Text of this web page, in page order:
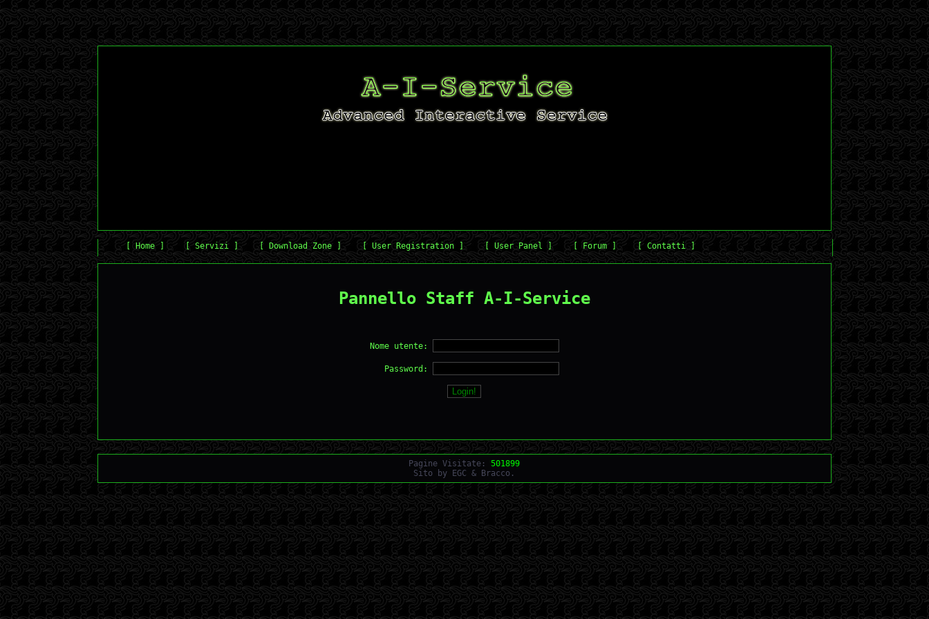
[ Home ] [ Servizi ] [ Download Zone ] [ User Registration ] [ User Panel ] [ Forum ] [ Contatti ]
Pannello Staff A-I-Service
Nome utente:
Password:
Pagine Visitate:501899
Sito by EGC & Bracco.